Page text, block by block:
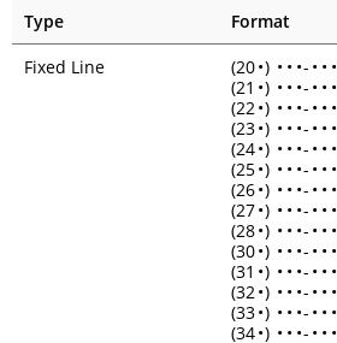
Type
Format
Fixed Line
(20•) • • •- • • •
(21 •) • • •- • • •
(22•) • • •- • • •
(23•) • • •- • • •
(24•) • • •- • • •
(25•) • • •- • • •
(26•) • • •- • • •
(27•) • • •- • • •
(28•) • • •- • • •
(30•) • • •- • • •
(31 •) • • •- • • •
(32•) • • •- • • •
(33•) • • •- • • •
(34•) • • •- • • •